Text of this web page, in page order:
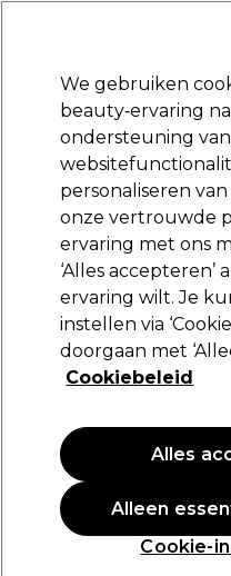
Merken Deals Haar
Na
Tondeo
Tondeo Schaar Cl A-
Left5.5/5848
(0
PROMOTIE
We gebruiken
beauty‑ervaring
ondersteuning van
personaliseren
onze vertrouwde
ervaring met ons
‘Alles accepteren’
ervaring wilt. Je
instellen via
doorgaan met
Cookiebeleid
Cookie-
Alleen
Alles